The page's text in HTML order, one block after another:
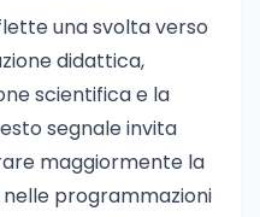
una svolta verso
didattica,
scientifica e la
segnale invita
maggiormente la
nelle programmazioni